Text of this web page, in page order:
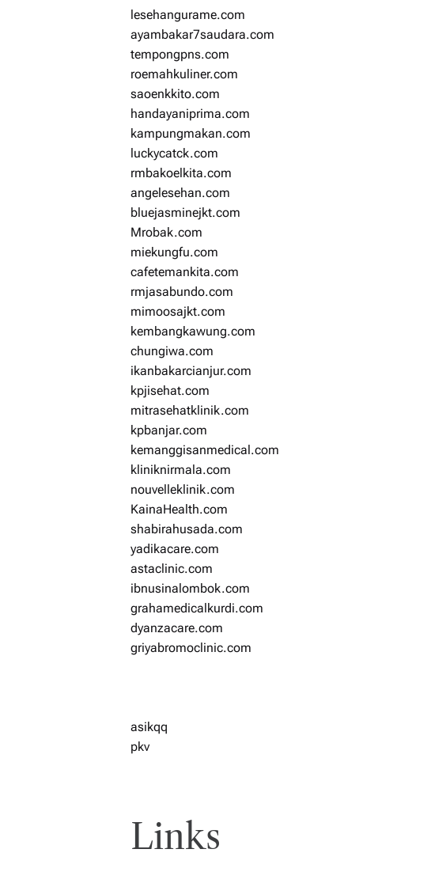
lesehangurame.com
ayambakar7saudara.com
tempongpns.com
roemahkuliner.com
saoenkkito.com
handayaniprima.com
kampungmakan.com
luckycatck.com
rmbakoelkita.com
angelesehan.com
bluejasminejkt.com
Mrobak.com
miekungfu.com
cafetemankita.com
rmjasabundo.com
mimoosajkt.com
kembangkawung.com
chungiwa.com
ikanbakarcianjur.com
kpjisehat.com
mitrasehatklinik.com
kpbanjar.com
kemanggisanmedical.com
kliniknirmala.com
nouvelleklinik.com
KainaHealth.com
shabirahusada.com
yadikacare.com
astaclinic.com
ibnusinalombok.com
grahamedicalkurdi.com
dyanzacare.com
griyabromoclinic.com
asikqq
pkv
Links